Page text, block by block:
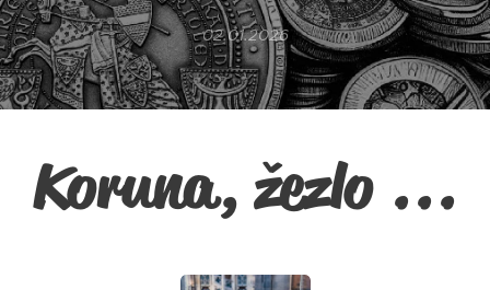
02.01.2026
Koruna, žezlo ...